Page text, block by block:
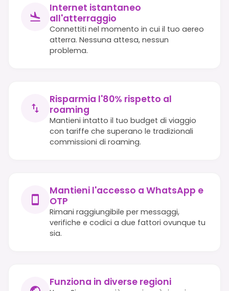
Internet istantaneo
all'atterraggio
Connettiti nel momento in cui il tuo aereo
atterra. Nessuna attesa, nessun
problema.
Risparmia l'80% rispetto al
roaming
Mantieni intatto il tuo budget di viaggio
con tariffe che superano le tradizionali
commissioni di roaming.
Mantieni l'accesso a WhatsApp e
OTP
Rimani raggiungibile per messaggi,
verifiche e codici a due fattori ovunque tu
sia.
Funziona in diverse regioni